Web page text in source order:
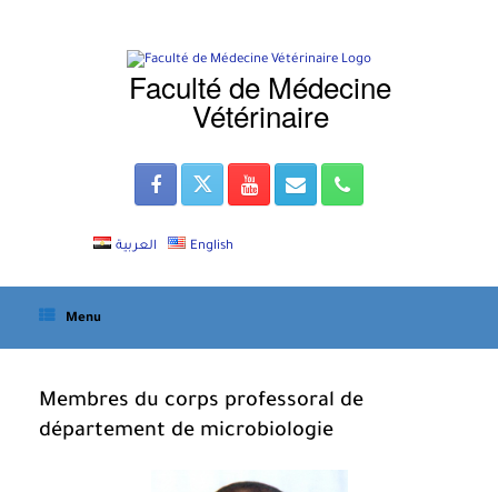
Faculté de Médecine
Vétérinaire
العربية English
Menu
Membres du corps professoral de
département de microbiologie